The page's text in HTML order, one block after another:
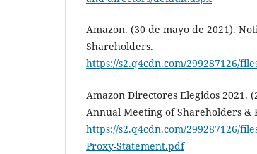
Amazon. (30 de mayo de 2021).
Shareholders.
https://s2.q4cdn.com/299287126/
Amazon Directores Elegidos 2021.
Annual Meeting of Shareholders &
https://s2.q4cdn.com/299287126/
Proxy-Statement.pdf